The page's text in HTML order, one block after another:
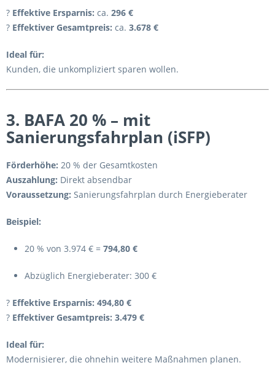
? Effektive Ersparnis: ca. 296 €
? Effektiver Gesamtpreis: ca. 3.678 €
Ideal für:
Kunden, die unkompliziert sparen wollen.
3. BAFA 20 % – mit
Sanierungsfahrplan (iSFP)
Förderhöhe: 20 % der Gesamtkosten
Auszahlung: Direkt absendbar
Voraussetzung: Sanierungsfahrplan durch Energieberater
Beispiel:
20 % von 3.974 € = 794,80 €
Abzüglich Energieberater: 300 €
? Effektive Ersparnis: 494,80 €
? Effektiver Gesamtpreis: 3.479 €
Ideal für:
Modernisierer, die ohnehin weitere Maßnahmen planen.